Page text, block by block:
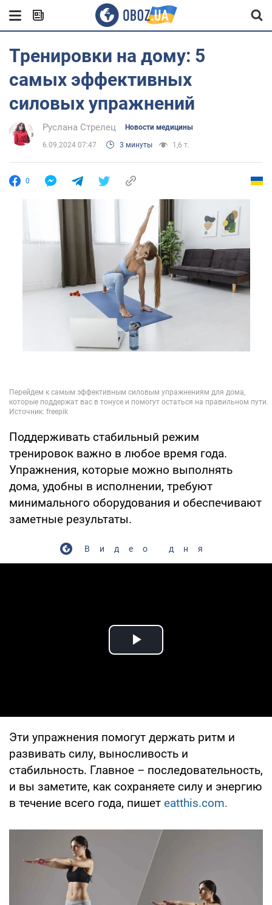
Тренировки на дому: 5
самых эффективных
силовых упражнений
Руслана Стрелец Новости медицины
6.09.2024 07:47 3 минуты 1,6 т.
0
Поддерживать стабильный режим
тренировок важно в любое время года.
Упражнения, которые можно выполнять
дома, удобны в исполнении, требуют
минимального оборудования и обеспечивают
заметные результаты.
Видео дня
Play Video
Эти упражнения помогут держать ритм и
развивать силу, выносливость и
стабильность. Главное – последовательность,
и вы заметите, как сохраняете силу и энергию
в течение всего года, пишет eatthis.com.